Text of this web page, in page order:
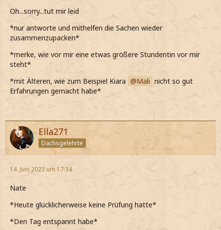
Oh...sorry...tut mir leid
*nur antworte und mithelfen die Sachen wieder
zusammenzupacken*
*merke, wie vor mir eine etwas größere Stundentin vor mir
steht*
*mit Älteren, wie zum Beispiel Kiara
Mali nicht so gut
Erfahrungen gemacht habe*
Ella271
Dachsgelehrte
14. Juni 2023 um 17:34
Nate
*Heute glücklicherweise keine Prüfung hatte*
*Den Tag entspannt habe*